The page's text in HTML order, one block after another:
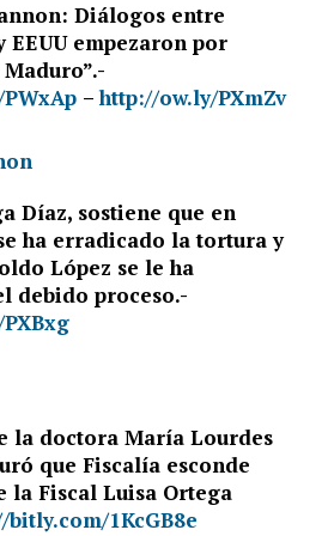
Diálogos entre
EEUU empezaron por
–http://ow.ly/PXmZv
Díaz, sostiene que en
ha erradicado la tortura y
López se le ha
debido proceso.-
la doctora María Lourdes
que Fiscalía esconde
la Fiscal Luisa Ortega
1KcGB8e